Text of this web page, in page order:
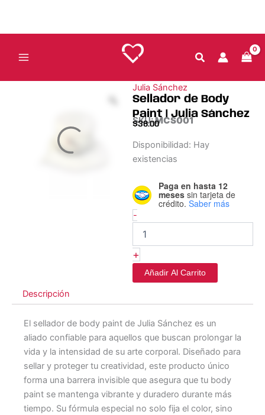
contenido
Julia Sánchez
Sellador de Body
Paint | Julia Sánchez
SKU:MCS001
$38.00
Disponibilidad: Hay
existencias
Paga en hasta 12
meses sin tarjeta de
crédito. Saber más
-
Sellador
de
|
Julia
cantidad
+
Añadir Al Carrito
Descripción
El sellador de body paint de Julia Sánchez es un
aliado confiable para aquellos que buscan prolongar la
vida y la intensidad de su arte corporal. Diseñado para
sellar y proteger tu creatividad, este producto único
forma una barrera invisible que asegura que tu body
paint se mantenga vibrante y duradero durante más
tiempo. Su fórmula especial no solo fija el color, sino